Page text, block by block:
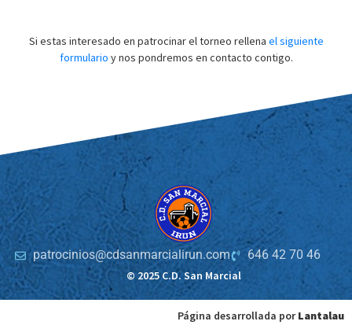
Si estas interesado en patrocinar el torneo rellena el siguiente
formulario y nos pondremos en contacto contigo.
patrocinios@cdsanmarcialirun.com
646 42 70 46
© 2025 C.D. San Marcial
Página desarrollada porLantalau